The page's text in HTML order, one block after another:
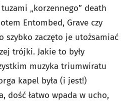
„korzennego” death
Entombed, Grave czy
szybko zaczęto je utożsamiać
trójki. Jakie to były
muzyka triumwiratu
kapel była (i jest!)
dość łatwo wpada w ucho,